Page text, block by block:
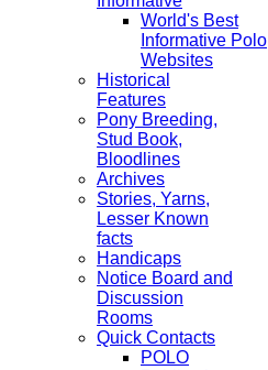
World's Best
Informative Polo
Websites
Historical
Features
Pony Breeding,
Stud Book,
Bloodlines
Archives
Stories, Yarns,
Lesser Known
facts
Handicaps
Notice Board and
Discussion
Rooms
Quick Contacts
POLO